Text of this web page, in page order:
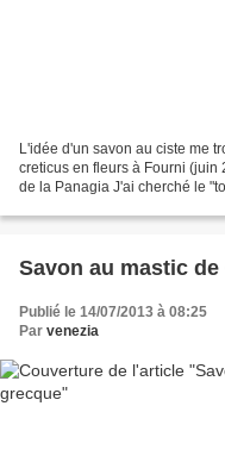
L'idée d'un savon au ciste me
creticus en fleurs à Fourni
de la Panagia J'ai cherché le
Savon au mastic
Publié le 14/07/2013 à 08:25
Par venezia